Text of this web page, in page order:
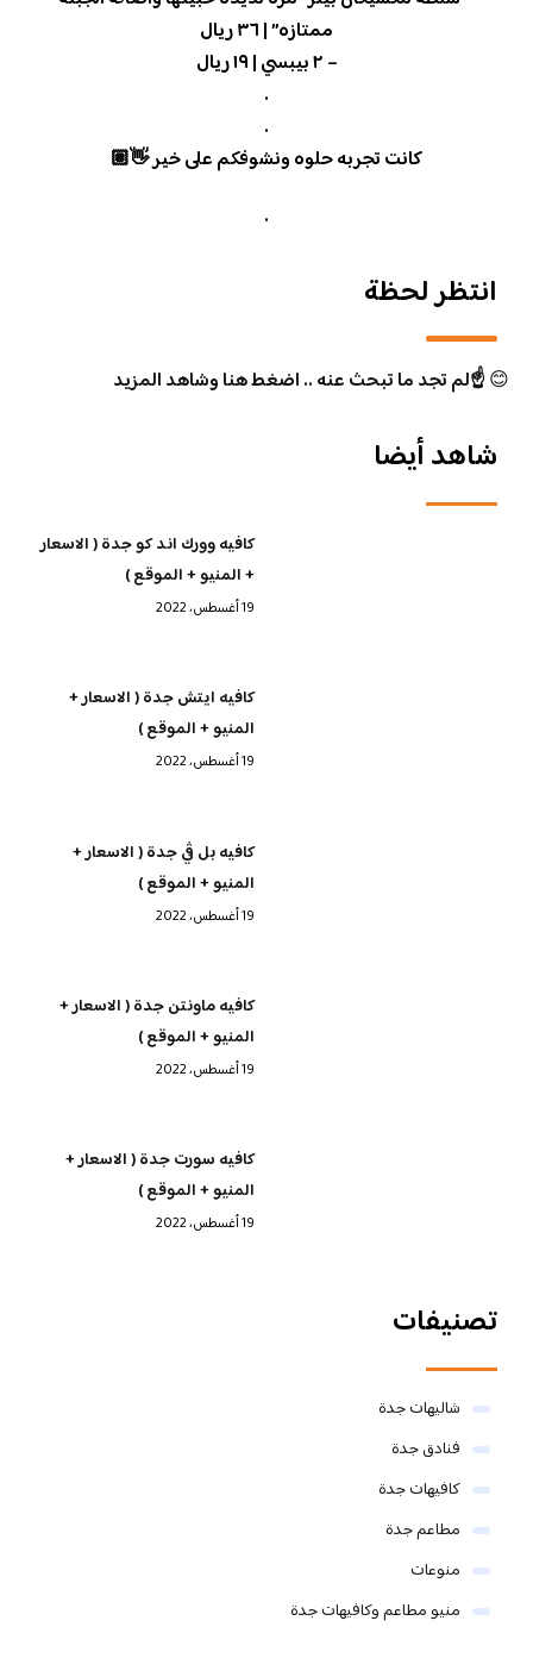
ممتازه” | ٣٦ ريال
– ٢ بيبسي | ١٩ ريال
.
.
كانت تجربه حلوه ونشوفكم على خير 👋🏽
.
انتظر لحظة
😊☝️لم تجد ما تبحث عنه .. اضغط هنا وشاهد المزيد
شاهد أيضا
كافيه وورك اند كو جدة ( الاسعار
+ المنيو + الموقع )
19 أغسطس، 2022
كافيه ايتش جدة ( الاسعار +
المنيو + الموقع )
19 أغسطس، 2022
كافيه بل ڤي جدة ( الاسعار +
المنيو + الموقع )
19 أغسطس، 2022
كافيه ماونتن جدة ( الاسعار +
المنيو + الموقع )
19 أغسطس، 2022
كافيه سورت جدة ( الاسعار +
المنيو + الموقع )
19 أغسطس، 2022
تصنيفات
شاليهات جدة
فنادق جدة
كافيهات جدة
مطاعم جدة
منوعات
منيو مطاعم وكافيهات جدة